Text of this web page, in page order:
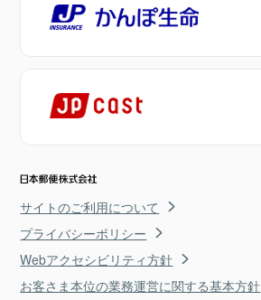
サイトのご利用について
プライバシーポリシー
Webアクセシビリティ方針
お客さま本位の業務運営に関する基本方針